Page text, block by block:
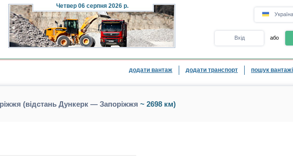
Четвер 06 серпня 2026 р.
Україна
Вхід або
додати вантаж додати транспорт пошук
(відстань Дункерк — Запоріжжя ~ 2698 км)